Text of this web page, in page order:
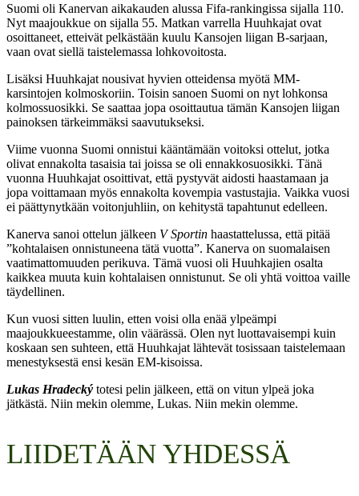
Suomi oli Kanervan aikakauden alussa Fifa-rankingissa sijalla 110.
Nyt maajoukkue on sijalla 55. Matkan varrella Huuhkajat ovat
osoittaneet, etteivät pelkästään kuulu Kansojen liigan B-sarjaan,
vaan ovat siellä taistelemassa lohkovoitosta.
Lisäksi Huuhkajat nousivat hyvien otteidensa myötä MM-
karsintojen kolmoskoriin. Toisin sanoen Suomi on nyt lohkonsa
kolmossuosikki. Se saattaa jopa osoittautua tämän Kansojen liigan
painoksen tärkeimmäksi saavutukseksi.
Viime vuonna Suomi onnistui kääntämään voitoksi ottelut, jotka
olivat ennakolta tasaisia tai joissa se oli ennakkosuosikki. Tänä
vuonna Huuhkajat osoittivat, että pystyvät aidosti haastamaan ja
jopa voittamaan myös ennakolta kovempia vastustajia. Vaikka vuosi
ei päättynytkään voitonjuhliin, on kehitystä tapahtunut edelleen.
Kanerva sanoi ottelun jälkeen V Sportin haastattelussa, että pitää
”kohtalaisen onnistuneena tätä vuotta”. Kanerva on suomalaisen
vaatimattomuuden perikuva. Tämä vuosi oli Huuhkajien osalta
kaikkea muuta kuin kohtalaisen onnistunut. Se oli yhtä voittoa vaille
täydellinen.
Kun vuosi sitten luulin, etten voisi olla enää ylpeämpi
maajoukkueestamme, olin väärässä. Olen nyt luottavaisempi kuin
koskaan sen suhteen, että Huuhkajat lähtevät tosissaan taistelemaan
menestyksestä ensi kesän EM-kisoissa.
Lukas Hradecký totesi pelin jälkeen, että on vitun ylpeä joka
jätkästä. Niin mekin olemme, Lukas. Niin mekin olemme.
LIIDETÄÄN YHDESSÄ